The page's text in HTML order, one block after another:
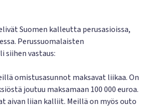
Suomen kalleutta perusasioissa,
Perussuomalaisten
siihen vastaus:
omistusasunnot maksavat liikaa. On
joutuu maksamaan 100 000 euroa.
aivan liian kalliit. Meillä on myös outo